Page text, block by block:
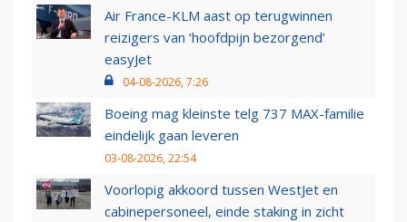
Air France-KLM aast op terugwinnen
reizigers van ‘hoofdpijn bezorgend’
easyJet
04-08-2026, 7:26
Boeing mag kleinste telg 737 MAX-familie
eindelijk gaan leveren
03-08-2026, 22:54
Voorlopig akkoord tussen WestJet en
cabinepersoneel, einde staking in zicht